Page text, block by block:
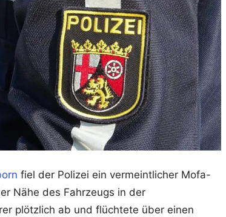
fiel der Polizei ein vermeintlicher Mofa-
Nähe des Fahrzeugs in der
plötzlich ab und flüchtete über einen